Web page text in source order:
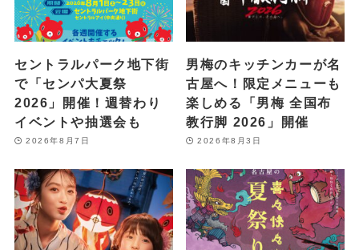
セントラルパーク地下街
で「センパ大夏祭
2026」開催！週替わり
イベントや抽選会も
2026年8月7日
男梅のキッチンカーが名
古屋へ！限定メニューも
楽しめる「男梅 全国布
教行脚 2026」開催
2026年8月3日